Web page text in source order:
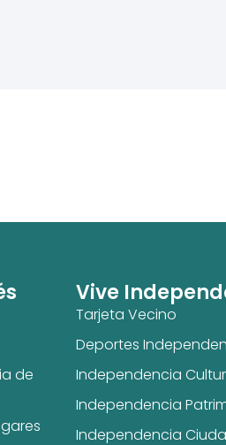
de
Vive
Tarjeta Vecino
Deportes
Independencia
Independencia
Independencia